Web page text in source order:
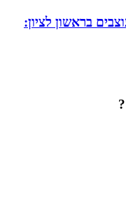
בראשון לציון: